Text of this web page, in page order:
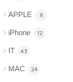
APPLE 8
iPhone 12
IT 43
MAC 24